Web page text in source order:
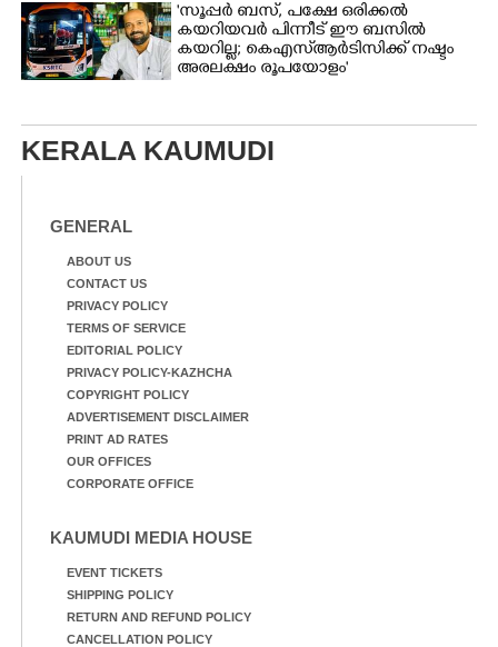
'സൂപ്പർ ബസ്, പക്ഷേ ഒരിക്കൽ
കയറിയവർ പിന്നീട് ഈ ബസിൽ
കയറില്ല; കെഎസ്ആർടിസിക്ക് നഷ്ടം
അരലക്ഷം രൂപയോളം'
KERALA KAUMUDI
GENERAL
ABOUT US
CONTACT US
PRIVACY POLICY
TERMS OF SERVICE
EDITORIAL POLICY
PRIVACY POLICY-KAZHCHA
COPYRIGHT POLICY
ADVERTISEMENT DISCLAIMER
PRINT AD RATES
OUR OFFICES
CORPORATE OFFICE
KAUMUDI MEDIA HOUSE
EVENT TICKETS
SHIPPING POLICY
RETURN AND REFUND POLICY
CANCELLATION POLICY